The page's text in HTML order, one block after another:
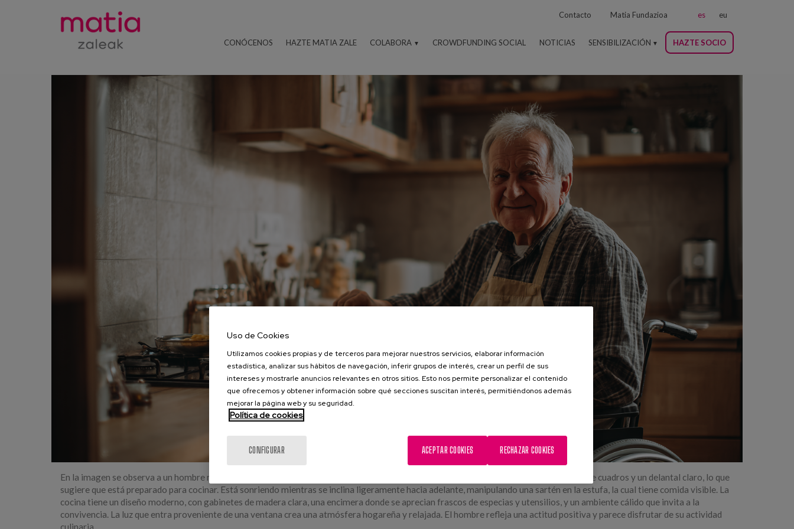
CONÓCENOS HAZTE MATIA ZALE COLABORA CROWDFUNDING SOCIAL NOTICIAS SENSIBILIZACIÓN HAZTE SOCIO
es eu
Contacto Matia Fundazioa
En la imagen se observa a un hombre mayor sentado en una silla de ruedas en una cocina acogedora y bien iluminada. Lleva una camisa de cuadros y un delantal claro, lo que
sugiere que está preparado para cocinar. Está sonriendo mientras se inclina ligeramente hacia adelante, manipulando una sartén en la estufa, la cual tiene comida visible. La
cocina tiene un diseño moderno, con gabinetes de madera clara, una encimera donde se aprecian frascos de especias y utensilios, y un ambiente cálido que invita a la
convivencia. La luz que entra proveniente de una ventana crea una atmósfera hogareña y relajada. El hombre refleja una actitud positiva y parece disfrutar de su actividad
Uso de Cookies
Utilizamos cookies propias y de terceros para mejorar nuestros servicios, elaborar información
estadística, analizar sus hábitos de navegación, inferir grupos de interés, crear un perfil de sus
intereses y mostrarle anuncios relevantes en otros sitios. Esto nos permite personalizar el contenido
que ofrecemos y obtener información sobre qué secciones suscitan interés, permitiéndonos además
mejorar la página web y su seguridad.
Política de cookies
CONFIGURAR RECHAZAR COOKIES
ACEPTAR COOKIES